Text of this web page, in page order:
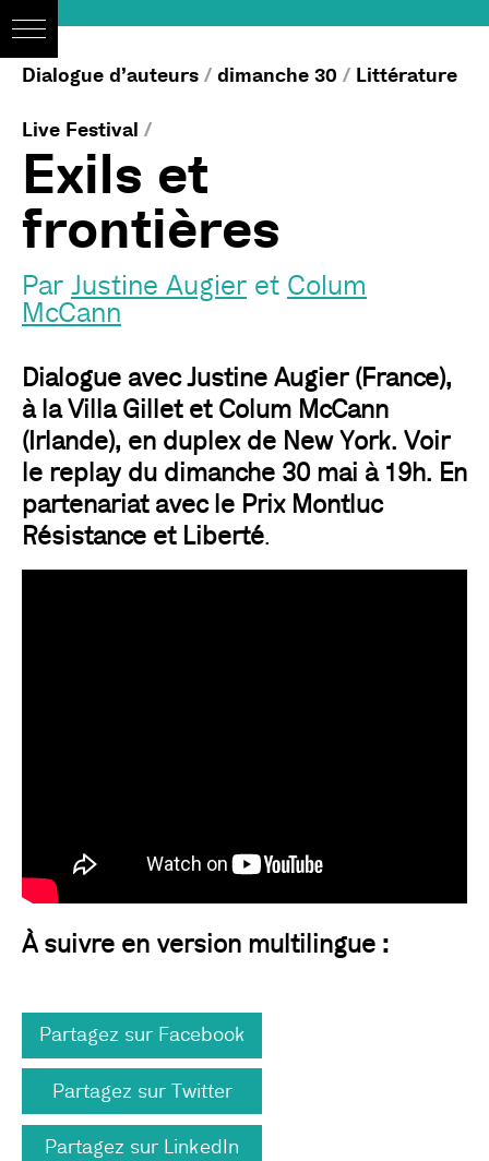
Dialogue d’auteurs / dimanche 30 / Littérature
Live Festival /
Exils et
frontières
Par Justine Augier et Colum
McCann
Dialogue avec Justine Augier (France),
à la Villa Gillet et Colum McCann
(Irlande), en duplex de New York. Voir
le replay du dimanche 30 mai à 19h. En
partenariat avec le Prix Montluc
Résistance et Liberté.
À suivre en version multilingue :
Partagez sur Facebook
Partagez sur Twitter
Partagez sur LinkedIn